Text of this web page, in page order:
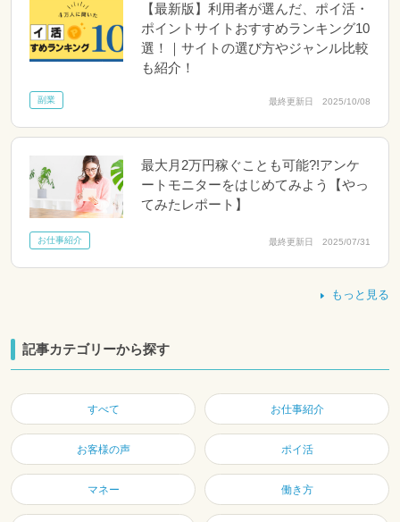
【最新版】利用者が選んだ、ポイ活・
ポイントサイトおすすめランキング10
選！｜サイトの選び方やジャンル比較
も紹介！
副業 最終更新日 2025/10/08
最大月2万円稼ぐことも可能?!アンケ
ートモニターをはじめてみよう【やっ
てみたレポート】
お仕事紹介 最終更新日 2025/07/31
もっと見る
記事カテゴリーから探す
すべて お仕事紹介
お客様の声 ポイ活
マネー 働き方